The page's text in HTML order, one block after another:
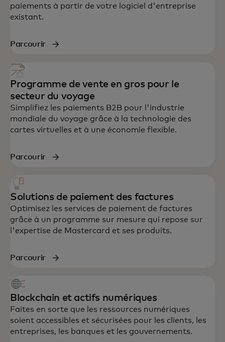
paiements à partir de votre logiciel d'entreprise
existant.
Parcourir
Programme de vente en gros pour le
secteur du voyage
Simplifiez les paiements B2B pour l'industrie
mondiale du voyage grâce à la technologie des
cartes virtuelles et à une économie flexible.
Parcourir
Solutions de paiement des factures
Optimisez les services de paiement de factures
grâce à un programme sur mesure qui repose sur
l'expertise de Mastercard et ses produits.
Parcourir
Blockchain et actifs numériques
Faites en sorte que les ressources numériques
soient accessibles et sécurisées pour les clients, les
entreprises, les banques et les gouvernements.